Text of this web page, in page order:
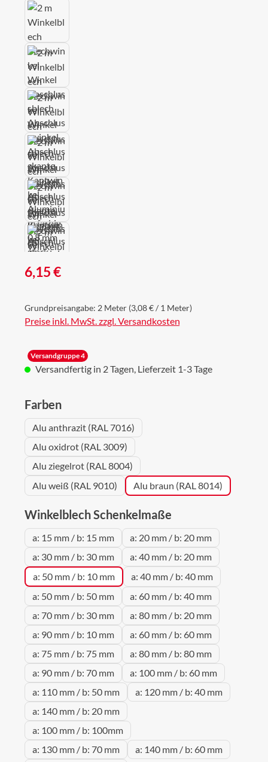
Regulärer Preis:
6,15 €
Grundpreisangabe: 2 Meter (3,08 € / 1 Meter)
Preise inkl. MwSt. zzgl. Versandkosten
Versandgruppe 4
Versandfertig in 2 Tagen, Lieferzeit 1-3 Tage
Farbenauswählen
Alu anthrazit (RAL 7016)
Alu oxidrot (RAL 3009)
Alu ziegelrot (RAL 8004)
Alu weiß (RAL 9010)
Alu braun (RAL 8014)
Winkelblech Schenkelmaße
a: 15 mm / b: 15 mm
a: 20 mm / b: 20 mm
a: 30 mm / b: 30 mm
a: 40 mm / b: 20 mm
a: 50 mm / b: 10 mm
a: 40 mm / b: 40 mm
a: 50 mm / b: 50 mm
a: 60 mm / b: 40 mm
a: 70 mm / b: 30 mm
a: 80 mm / b: 20 mm
a: 90 mm / b: 10 mm
a: 60 mm / b: 60 mm
a: 75 mm / b: 75 mm
a: 80 mm / b: 80 mm
a: 90 mm / b: 70 mm
a: 100 mm / b: 60 mm
a: 110 mm / b: 50 mm
a: 120 mm / b: 40 mm
a: 140 mm / b: 20 mm
a: 100 mm / b: 100mm
a: 130 mm / b: 70 mm
a: 140 mm / b: 60 mm